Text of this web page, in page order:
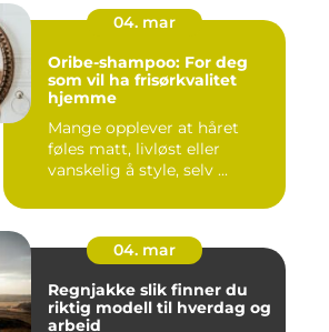
04. mar
Oribe-shampoo: For deg
som vil ha frisørkvalitet
hjemme
Mange opplever at håret
føles matt, livløst eller
vanskelig å style, selv ...
04. mar
Regnjakke slik finner du
riktig modell til hverdag og
arbeid